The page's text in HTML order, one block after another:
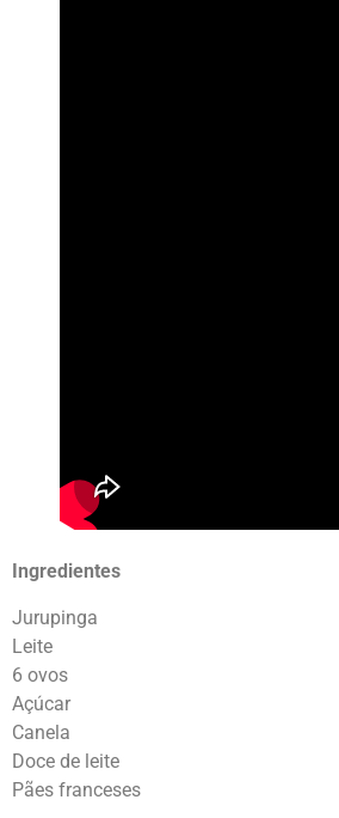
Ingredientes
Jurupinga
Leite
6 ovos
Açúcar
Canela
Doce de leite
Pães franceses